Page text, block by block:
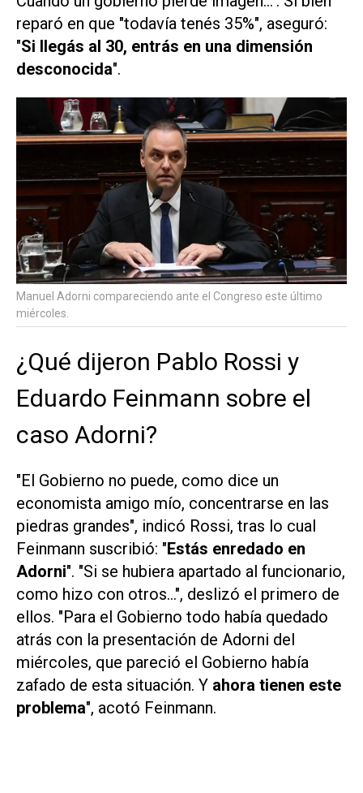
reparó en que "todavía tenés 35%", aseguró:
"Si llegás al 30, entrás en una dimensión
desconocida".
Manuel Adorni compareciendo ante el Congreso este último
miércoles.
¿Qué dijeron Pablo Rossi y
Eduardo Feinmann sobre el
caso Adorni?
"El Gobierno no puede, como dice un
economista amigo mío, concentrarse en las
piedras grandes", indicó Rossi, tras lo cual
Feinmann suscribió: "Estás enredado en
Adorni". "Si se hubiera apartado al funcionario,
como hizo con otros...", deslizó el primero de
ellos. "Para el Gobierno todo había quedado
atrás con la presentación de Adorni del
miércoles, que pareció el Gobierno había
zafado de esta situación. Y ahora tienen este
problema", acotó Feinmann.